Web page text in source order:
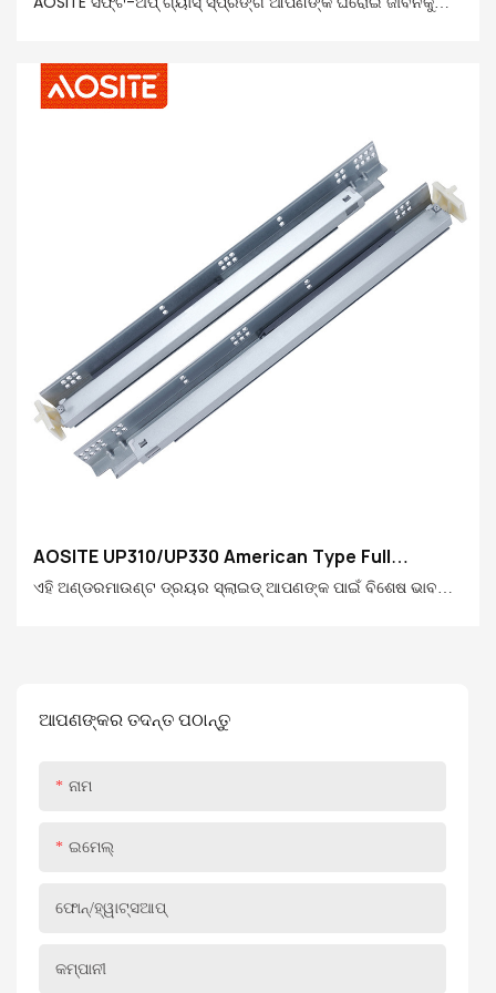
ଆପଣଙ୍କର ତଦନ୍ତ ପଠାନ୍ତୁ
ନାମ
ଇମେଲ୍
ଫୋନ୍/ହ୍ୱାଟ୍ସଆପ୍
କମ୍ପାନୀ
ଡିଜାଇନ୍ କରାଯାଇଥିବା ଆଡଜଷ୍ଟେବଲ୍ ଫଙ୍କସନ୍ ରହିଛି, ଯାହା ଆପଣଙ୍କୁ
ଆପଣଙ୍କର ବ୍ୟକ୍ତିଗତ ଆବଶ୍ୟକତା ପୂରଣ କରିବା ପାଇଁ ବନ୍ଦ ହେବା
ଗତି ଏବଂ ବଫରିଂ ତୀବ୍ରତାକୁ କଷ୍ଟମାଇଜ୍ କରିବାକୁ ଅନୁମତି ଦିଏ। ଏହା
ସହିତ, ଏହା ଉନ୍ନତ ବଫରିଂ ପ୍ରଯୁକ୍ତିବିଦ୍ୟା ବ୍ୟବହାର କରି ଦ୍ୱାର ବନ୍ଦ
ହେବାର ଗତିକୁ ପ୍ରଭାବଶାଳୀ ଭାବରେ ଧୀର କରିଥାଏ, ହଠାତ୍ ବନ୍ଦ ହେବା
ଏବଂ ସମ୍ଭାବ୍ୟ ସୁରକ୍ଷା ବିପଦକୁ ରୋକିଥାଏ, ଏବଂ ଶବ୍ଦକୁ ହ୍ରାସ କରିଥାଏ,
ଏକ ଶାନ୍ତିପୂର୍ଣ୍ଣ ଏବଂ ଆରାମଦାୟକ ଘର ପରିବେଶ ସୃଷ୍ଟି କରିଥାଏ।
AOSITE UP310/UP330 American Type Full
Extension Soft Closing Undermount Drawer
ଏହି ଅଣ୍ଡରମାଉଣ୍ଟ ଡ୍ରୟର ସ୍ଲାଇଡ୍ ଆପଣଙ୍କ ପାଇଁ ବିଶେଷ ଭାବରେ